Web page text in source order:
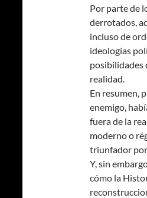
Por parte de
derrotados,
incluso de
ideologías
posibilidades
realidad.
En resumen,
enemigo,
fuera de la
moderno o
triunfador por
Y, sin
cómo la